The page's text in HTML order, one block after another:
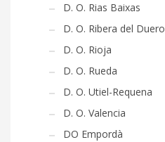
D. O. Rias Baixas
D. O. Ribera del Duero
D. O. Rioja
D. O. Rueda
D. O. Utiel-Requena
D. O. Valencia
DO Empordà